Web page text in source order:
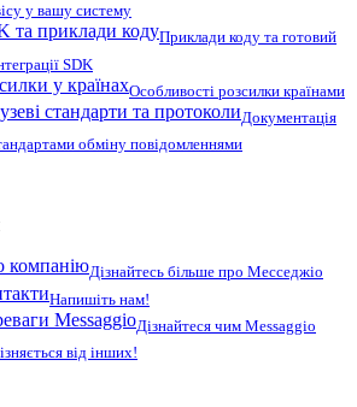
у вашу систему
та приклади кодуПриклади коду та готовий
SDK
у країнахОсобливості розсилки країнами
стандарти та протоколиДокументація
обміну повідомленнями
компаніюДізнайтесь більше про Месседжіо
Напишіть нам!
MessaggioДізнайтеся чим Messaggio
від інших!